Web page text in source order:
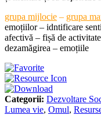
grupa mijlocie – grupa
emoțiilor – idntificare
afectivă – fișă de
dezamăgirea – emoțiile
Categorii: Dezvoltare
Lumea vie, Omul,